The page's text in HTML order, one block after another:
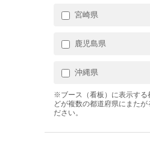
宮崎県
鹿児島県
沖縄県
※ブース（看板）に表示する
どが複数の都道府県にまたが
ださい。